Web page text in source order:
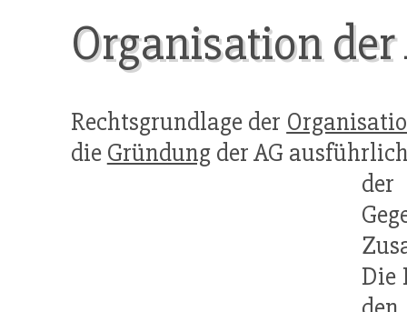
Organisation der
Rechtsgrundlage der
die Gründungder AG
Die